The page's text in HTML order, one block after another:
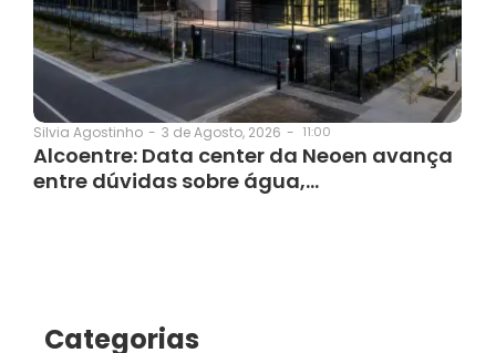
Silvia Agostinho - 3 de Agosto, 2026 - 11:00
Alcoentre: Data center da Neoen avança
entre dúvidas sobre água,…
Categorias